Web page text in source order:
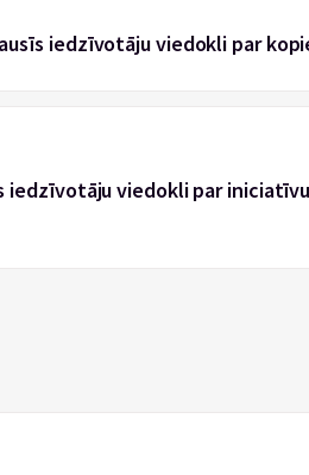
iedzīvotāju viedokli par
iedzīvotāju viedokli par iniciatīvu